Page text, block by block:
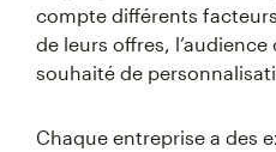
compte différents
de leurs offres,
souhaité de
Chaque entreprise a des